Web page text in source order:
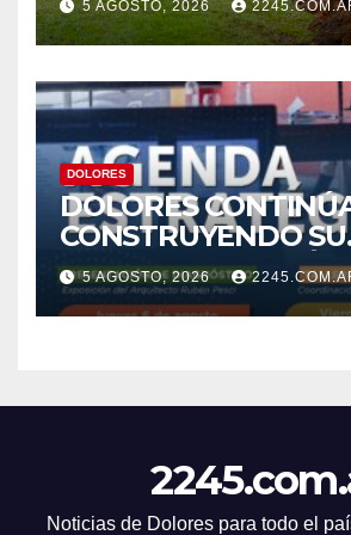
DESAGÜES
5 AGOSTO, 2026
DOLORES
DOLORES
CONSTRUYENDO SU
AGENDA
NUEVAS JORNADAS
PARTICIPATIVAS
5 AGOSTO, 2026
Noticias de Dolores para todo el